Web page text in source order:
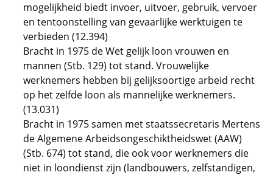
mogelijkheid biedt invoer, uitvoer, gebruik, vervoer
en tentoonstelling van gevaarlijke werktuigen te
verbieden (12.394)
Bracht in 1975 de Wet gelijk loon vrouwen en
mannen (Stb. 129) tot stand. Vrouwelijke
werknemers hebben bij gelijksoortige arbeid recht
op het zelfde loon als mannelijke werknemers.
(13.031)
Bracht in 1975 samen met staatssecretaris Mertens
de Algemene Arbeidsongeschiktheidswet (AAW)
(Stb. 674) tot stand, die ook voor werknemers die
niet in loondienst zijn (landbouwers, zelfstandigen,